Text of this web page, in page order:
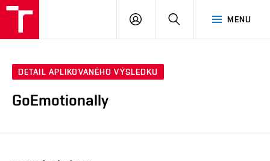
MENU
PŘIHLÁSIT
DETAIL APLIKOVANÉHO VÝSLEDKU
GoEmotionally